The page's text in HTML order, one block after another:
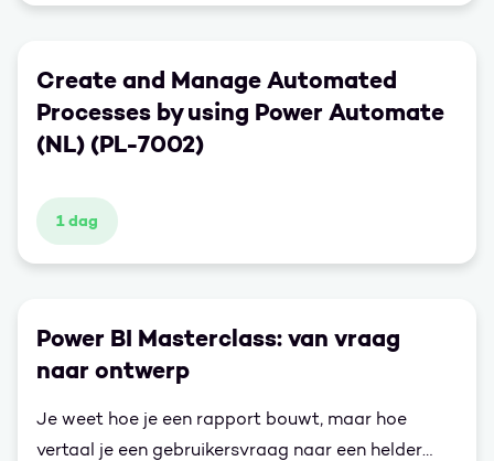
Create and Manage Automated
Processes by using Power Automate
(NL) (PL-7002)
1 dag
Power BI Masterclass: van vraag
naar ontwerp
Je weet hoe je een rapport bouwt, maar hoe
vertaal je een gebruikersvraag naar een helder